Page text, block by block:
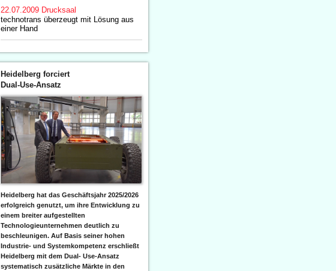
22.07.2009 Drucksaal
technotrans überzeugt mit Lösung aus
einer Hand
Heidelberg forciert
Dual-Use-Ansatz
Heidelberg hat das Geschäftsjahr 2025/2026
erfolgreich genutzt, um ihre Entwicklung zu
einem breiter aufgestellten
Technologieunternehmen deutlich zu
beschleunigen. Auf Basis seiner hohen
Industrie- und Systemkompetenz erschließt
Heidelberg mit dem Dual- Use-Ansatz
systematisch zusätzliche Märkte in den